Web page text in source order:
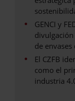
GENCI y
de
El CZFB
como el
industria